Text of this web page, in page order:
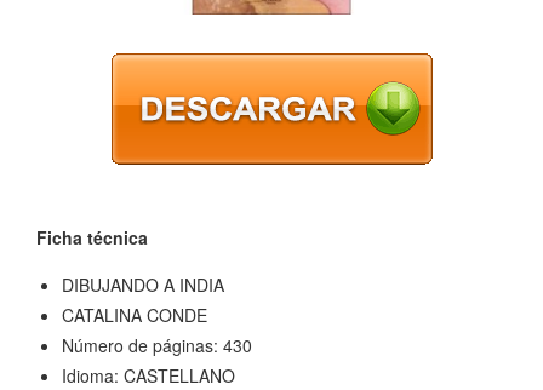
Ficha técnica
DIBUJANDO A INDIA
CATALINA CONDE
Número de páginas: 430
Idioma: CASTELLANO